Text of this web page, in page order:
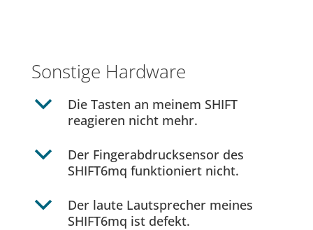
Sonstige Hardware
b
Die Tasten an meinem SHIFT
reagieren nicht mehr.
b
Der Fingerabdrucksensor des
SHIFT6mq funktioniert nicht.
b
Der laute Lautsprecher meines
SHIFT6mq ist defekt.